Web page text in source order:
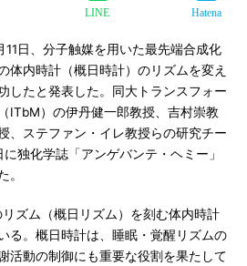
LINE Hatena
日、分子触媒を用いた最先端合成化
体内時計（概日時計）のリズムを変え
したと発表した。同大トランスフォー
ITbM）の伊丹健一郎教授、吉村崇教
、ステファン・イレ教授らの研究チー
独化学誌「アンゲバンテ・ヘミー」
。
ズム（概日リズム）を刻む体内時計
る。概日時計は、睡眠・覚醒リズムの
活動の制御にも重要な役割を果たして